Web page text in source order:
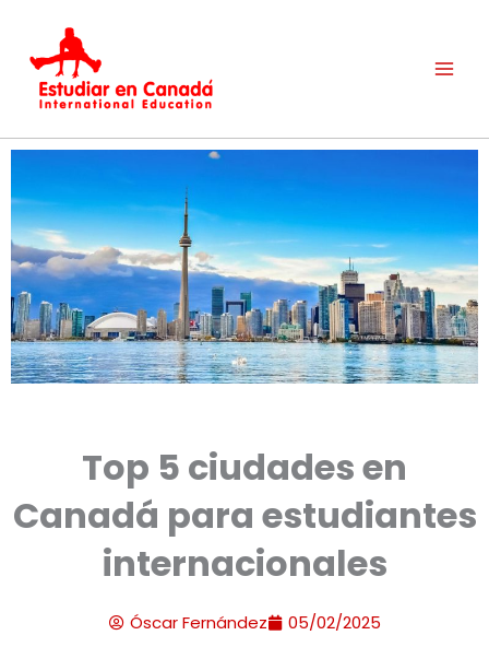
contenido
Top 5 ciudades en
Canadá para estudiantes
internacionales
Óscar Fernández 05/02/2025